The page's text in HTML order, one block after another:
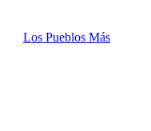
Los Pueblos Más